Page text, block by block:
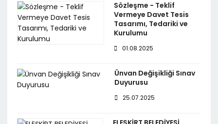
Sözleşme - Teklif
Vermeye Davet Tesis
Tasarımı, Tedariki ve
Kurulumu
01.08.2025
Ünvan Değişikliği Sınav
Duyurusu
25.07.2025